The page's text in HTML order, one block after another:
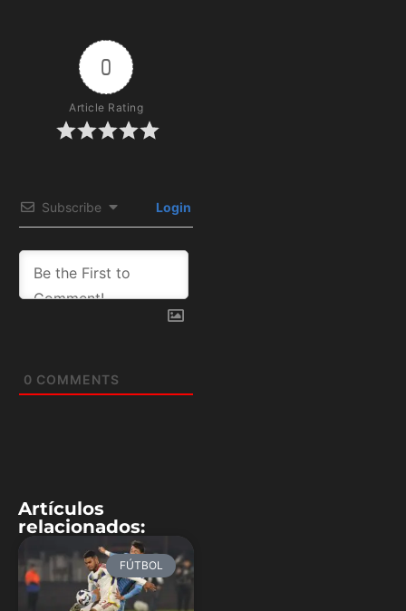
0
Article Rating
Subscribe Login
0 COMMENTS
Artículos
relacionados:
FÚTBOL